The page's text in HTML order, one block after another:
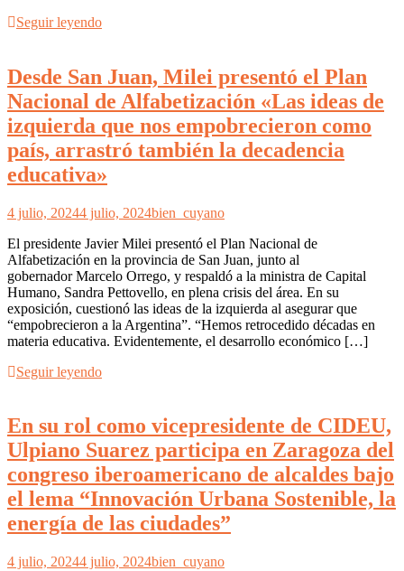
Seguir leyendo
Desde San Juan, Milei presentó el Plan
Nacional de Alfabetización «Las ideas de
izquierda que nos empobrecieron como
país, arrastró también la decadencia
educativa»
4 julio, 20244 julio, 2024bien_cuyano
El presidente Javier Milei presentó el Plan Nacional de
Alfabetización en la provincia de San Juan, junto al
gobernador Marcelo Orrego, y respaldó a la ministra de Capital
Humano, Sandra Pettovello, en plena crisis del área. En su
exposición, cuestionó las ideas de la izquierda al asegurar que
“empobrecieron a la Argentina”. “Hemos retrocedido décadas en
materia educativa. Evidentemente, el desarrollo económico […]
Seguir leyendo
En su rol como vicepresidente de CIDEU,
Ulpiano Suarez participa en Zaragoza del
congreso iberoamericano de alcaldes bajo
el lema “Innovación Urbana Sostenible, la
energía de las ciudades”
4 julio, 20244 julio, 2024bien_cuyano